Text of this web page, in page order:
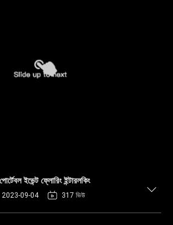
ইভেন্ট ফ্লোরিং ইন্টারলকিং
2023-09-04 317 ভিউ